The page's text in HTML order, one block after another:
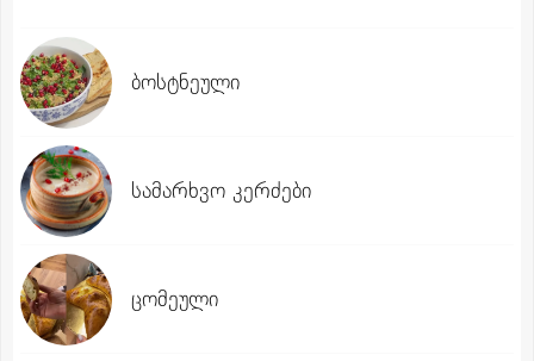
ბოსტნეული
სამარხვო კერძები
ცომეული